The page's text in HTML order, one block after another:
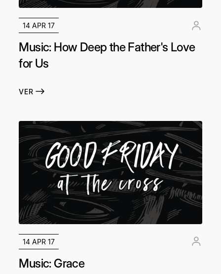
14 APR 17
Music: How Deep the Father's Love
for Us
VER
14 APR 17
Music: Grace